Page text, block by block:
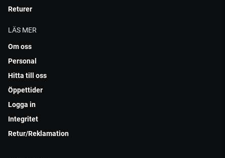
Returer
LÄS MER
Om oss
Personal
Hitta till oss
Öppettider
Logga in
Integritet
Retur/Reklamation